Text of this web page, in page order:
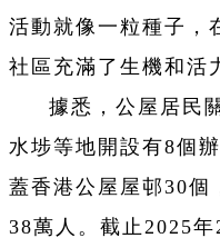
活動就像一粒種子，
社區充滿了生機和活
據悉，公屋居民
水埗等地開設有8個
蓋香港公屋屋邨30個
38萬人。截止2025